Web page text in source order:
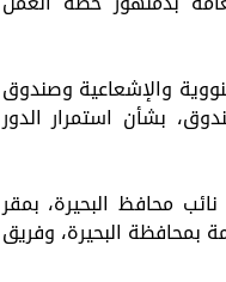
والإشعاعية وصندوق
بشأن استمرار الدور
محافظ البحيرة، بمقر
بمحافظة البحيرة، وفريق